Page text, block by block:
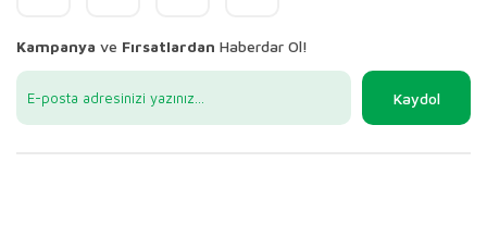
Kampanya ve Fırsatlardan Haberdar Ol!
Kaydol